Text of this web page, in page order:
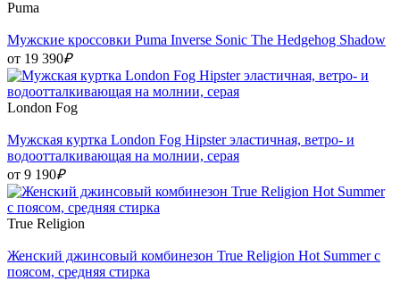
Puma
Мужские кроссовки Puma Inverse Sonic The Hedgehog Shadow
от 19 390₽
London Fog
Мужская куртка London Fog Hipster эластичная, ветро- и
водоотталкивающая на молнии, серая
от 9 190₽
True Religion
Женский джинсовый комбинезон True Religion Hot Summer с
поясом, средняя стирка